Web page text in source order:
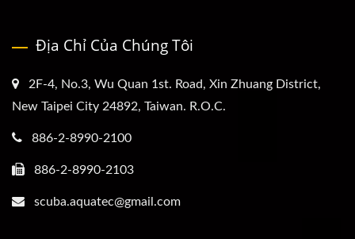
Địa Chỉ Của Chúng Tôi
2F-4, No.3, Wu Quan 1st. Road, Xin Zhuang District,
New Taipei City 24892, Taiwan. R.O.C.
886-2-8990-2100
886-2-8990-2103
scuba.aquatec@gmail.com